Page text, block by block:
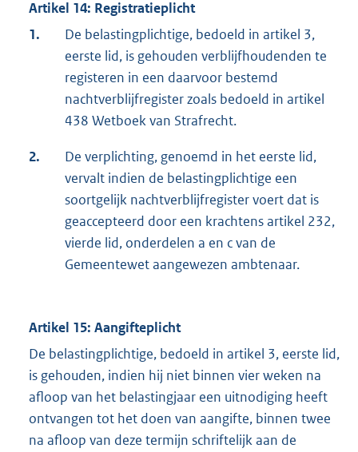
Artikel 14: Registratieplicht
1.
De belastingplichtige, bedoeld in artikel 3,
eerste lid, is gehouden verblijfhoudenden te
registeren in een daarvoor bestemd
nachtverblijfregister zoals bedoeld in artikel
438 Wetboek van Strafrecht.
2.
De verplichting, genoemd in het eerste lid,
vervalt indien de belastingplichtige een
soortgelijk nachtverblijfregister voert dat is
geaccepteerd door een krachtens artikel 232,
vierde lid, onderdelen a en c van de
Gemeentewet aangewezen ambtenaar.
Artikel 15: Aangifteplicht
De belastingplichtige, bedoeld in artikel 3, eerste lid,
is gehouden, indien hij niet binnen vier weken na
afloop van het belastingjaar een uitnodiging heeft
ontvangen tot het doen van aangifte, binnen twee
na afloop van deze termijn schriftelijk aan de